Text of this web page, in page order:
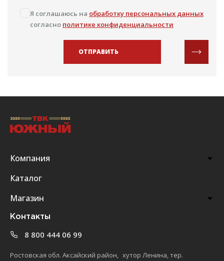
Я соглашаюсь на обработку персональных данных
согласно политике конфиденциальности
ОТПРАВИТЬ
Компания
Каталог
Магазин
Контакты
8 800 444 06 99
Ростовская обл. Аксайский район, хутор Ленина, тер.